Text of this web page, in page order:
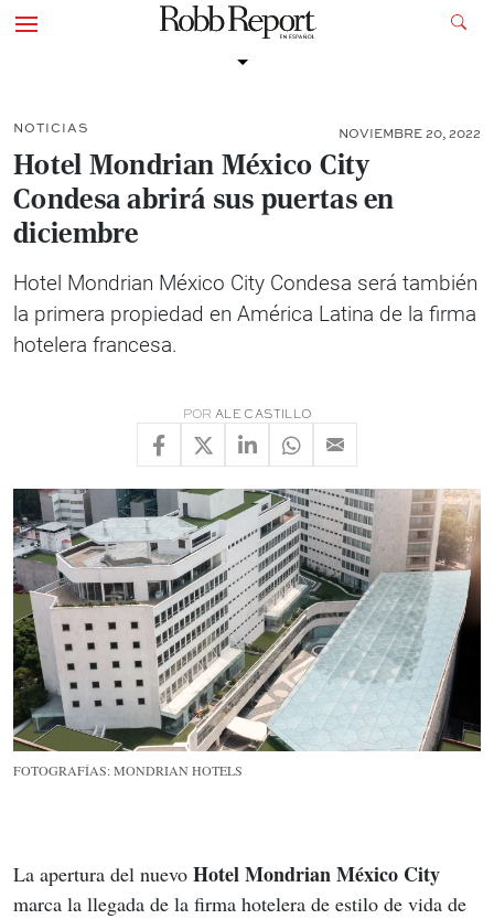
NOTICIAS NOVIEMBRE 20, 2022
Hotel Mondrian México City
Condesa abrirá sus puertas en
diciembre
Hotel Mondrian México City Condesa será también
la primera propiedad en América Latina de la firma
hotelera francesa.
PORALE CASTILLO
FOTOGRAFÍAS: MONDRIAN HOTELS
La apertura del nuevo Hotel Mondrian México City
marca la llegada de la firma hotelera de estilo de vida de